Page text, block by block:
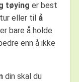
tøying er best
eller til å
bare å holde
enn å ikke
din skal du